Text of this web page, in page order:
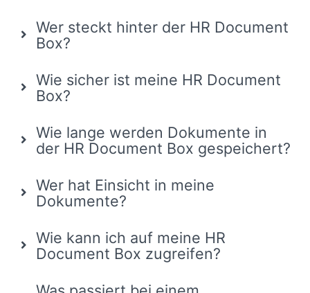
Wer steckt hinter der HR Document
Box?
Wie sicher ist meine HR Document
Box?
Wie lange werden Dokumente in
der HR Document Box gespeichert?
Wer hat Einsicht in meine
Dokumente?
Wie kann ich auf meine HR
Document Box zugreifen?